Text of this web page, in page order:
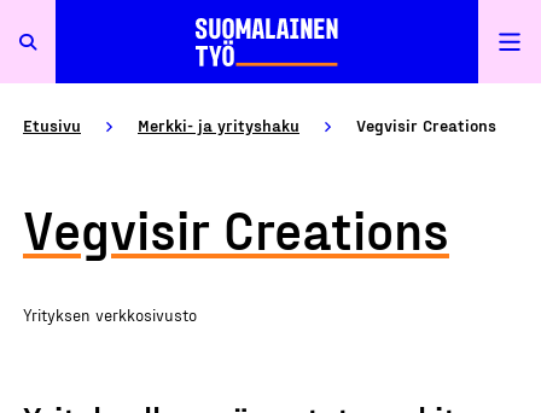
Etusivu Merkki- ja yrityshaku Vegvisir Creations
Vegvisir Creations
Yrityksen verkkosivusto